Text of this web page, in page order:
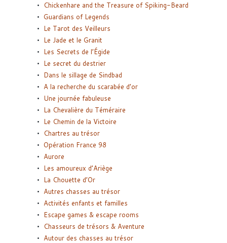
Chickenhare and the Treasure of Spiking-Beard
Guardians of Legends
Le Tarot des Veilleurs
Le Jade et le Granit
Les Secrets de l’Égide
Le secret du destrier
Dans le sillage de Sindbad
A la recherche du scarabée d’or
Une journée fabuleuse
La Chevalière du Téméraire
Le Chemin de la Victoire
Chartres au trésor
Opération France 98
Aurore
Les amoureux d’Ariège
La Chouette d’Or
Autres chasses au trésor
Activités enfants et familles
Escape games & escape rooms
Chasseurs de trésors & Aventure
Autour des chasses au trésor